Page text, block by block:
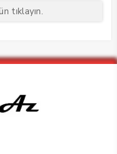
tıklayın.